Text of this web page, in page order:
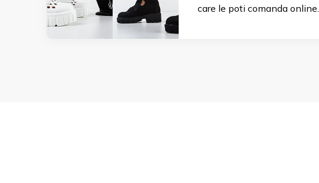
care le poti comanda online.